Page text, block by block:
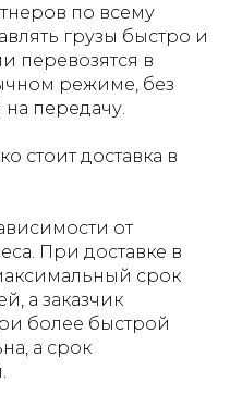
по всему
грузы быстро и
перевозятся в
режиме, без
передачу.
стоит доставка в
от
При доставке в
срок
а заказчик
более быстрой
а срок